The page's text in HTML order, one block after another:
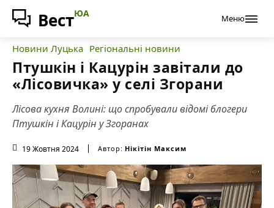
ВестЮА Меню
Новини Луцька Регіональні новини
Птушкін і Кацурін завітали до
«Лісовичка» у селі Згорани
Лісова кухня Волині: що спробували відомі блогери
Птушкін і Кацурін у Згоранах
19 Жовтня 2024 Автор: Нікітін Максим